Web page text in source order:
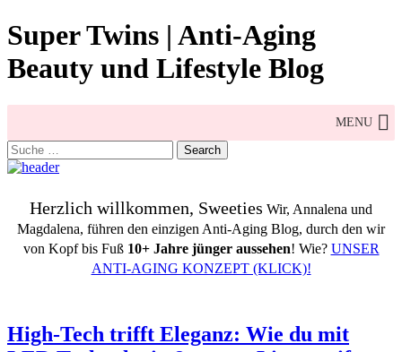
Skip
to
content
Super Twins | Anti-Aging
Beauty und Lifestyle Blog
MENU
Search
for:
Herzlich willkommen, Sweeties Wir, Annalena und
Magdalena, führen den einzigen Anti-Aging Blog, durch den wir
von Kopf bis Fuß 10+ Jahre jünger aussehen! Wie? UNSER
ANTI-AGING KONZEPT (KLICK)!
High-Tech trifft Eleganz: Wie du mit